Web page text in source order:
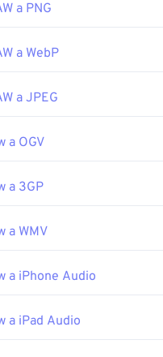
a PNG
a WebP
a JPEG
a OGV
a 3GP
a WMV
a iPhone Audio
a iPad Audio